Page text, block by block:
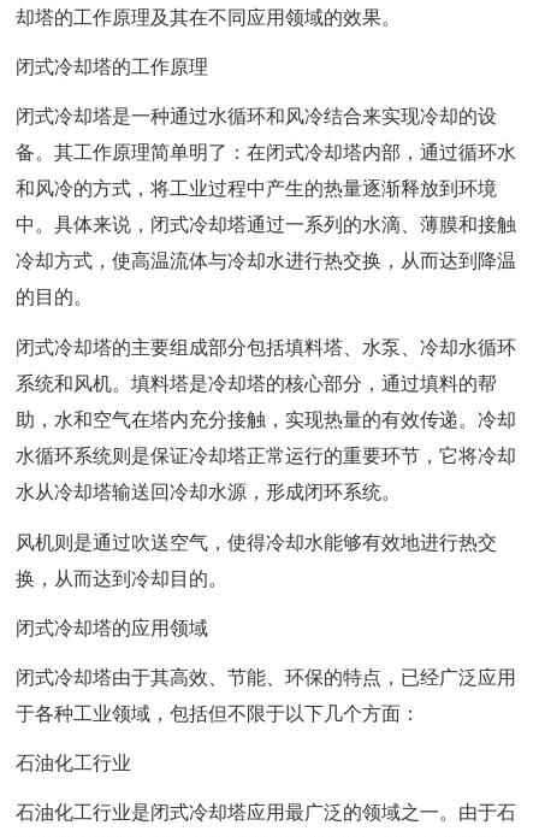
却塔的工作原理及其在不同应用领域的效果。
闭式冷却塔的工作原理
闭式冷却塔是一种通过水循环和风冷结合来实现冷却的设
备。其工作原理简单明了：在闭式冷却塔内部，通过循环水
和风冷的方式，将工业过程中产生的热量逐渐释放到环境
中。具体来说，闭式冷却塔通过一系列的水滴、薄膜和接触
冷却方式，使高温流体与冷却水进行热交换，从而达到降温
的目的。
闭式冷却塔的主要组成部分包括填料塔、水泵、冷却水循环
系统和风机。填料塔是冷却塔的核心部分，通过填料的帮
助，水和空气在塔内充分接触，实现热量的有效传递。冷却
水循环系统则是保证冷却塔正常运行的重要环节，它将冷却
水从冷却塔输送回冷却水源，形成闭环系统。
风机则是通过吹送空气，使得冷却水能够有效地进行热交
换，从而达到冷却目的。
闭式冷却塔的应用领域
闭式冷却塔由于其高效、节能、环保的特点，已经广泛应用
于各种工业领域，包括但不限于以下几个方面：
石油化工行业
石油化工行业是闭式冷却塔应用最广泛的领域之一。由于石